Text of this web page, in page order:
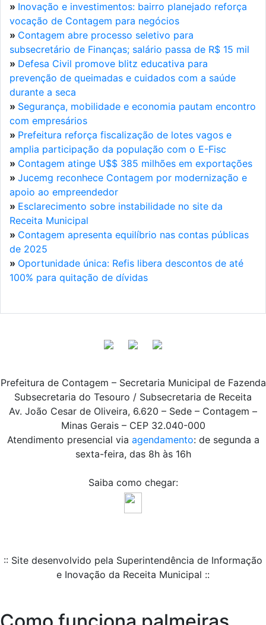
» Inovação e investimentos: bairro planejado reforça
vocação de Contagem para negócios
» Contagem abre processo seletivo para
subsecretário de Finanças; salário passa de R$ 15 mil
» Defesa Civil promove blitz educativa para
prevenção de queimadas e cuidados com a saúde
durante a seca
» Segurança, mobilidade e economia pautam encontro
com empresários
» Prefeitura reforça fiscalização de lotes vagos e
amplia participação da população com o E-Fisc
» Contagem atinge U$$ 385 milhões em exportações
» Jucemg reconhece Contagem por modernização e
apoio ao empreendedor
» Esclarecimento sobre instabilidade no site da
Receita Municipal
» Contagem apresenta equilíbrio nas contas públicas
de 2025
» Oportunidade única: Refis libera descontos de até
100% para quitação de dívidas
Prefeitura de Contagem – Secretaria Municipal de Fazenda
Subsecretaria do Tesouro / Subsecretaria de Receita
Av. João Cesar de Oliveira, 6.620 – Sede – Contagem –
Minas Gerais – CEP 32.040-000
Atendimento presencial via agendamento: de segunda a
sexta-feira, das 8h às 16h
Saiba como chegar:
:: Site desenvolvido pela Superintendência de Informação
e Inovação da Receita Municipal ::